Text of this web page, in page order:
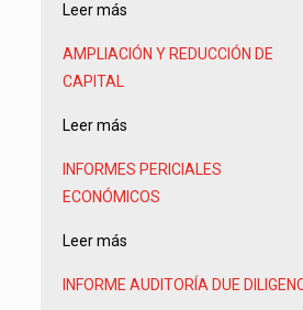
Leer más
AMPLIACIÓN Y REDUCCIÓN DE
CAPITAL
Leer más
INFORMES PERICIALES
ECONÓMICOS
Leer más
INFORME AUDITORÍA DUE